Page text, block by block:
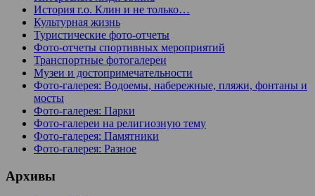
История г.о. Клин и не только…
Культурная жизнь
Туристические фото-отчеты
Фото-отчеты спортивных мероприятий
Транспортные фотогалереи
Музеи и достопримечательности
Фото-галерея: Водоемы, набережные, пляжи, фонтаны и
мосты
Фото-галерея: Парки
Фото-галереи на религиозную тему
Фото-галерея: Памятники
Фото-галерея: Разное
Архивы